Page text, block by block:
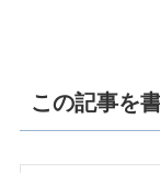
この記事を